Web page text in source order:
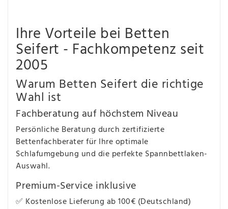
Ihre Vorteile bei Betten
Seifert - Fachkompetenz seit
2005
Warum Betten Seifert die richtige
Wahl ist
Fachberatung auf höchstem Niveau
Persönliche Beratung durch zertifizierte
Bettenfachberater für Ihre optimale
Schlafumgebung und die perfekte Spannbettlaken-
Auswahl.
Premium-Service inklusive
✅ Kostenlose Lieferung ab 100€ (Deutschland)